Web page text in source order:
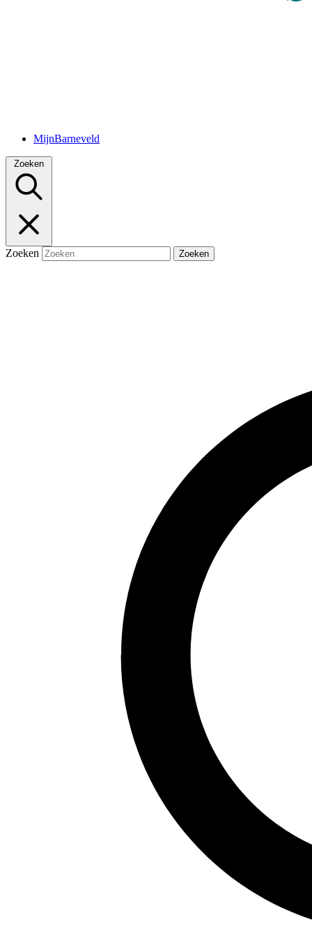
MijnBarneveld
Zoeken
Zoeken Zoeken